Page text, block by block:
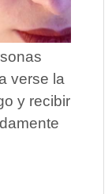
verse la
y recibir